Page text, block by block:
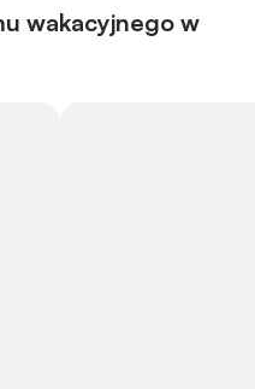
wakacyjnego w